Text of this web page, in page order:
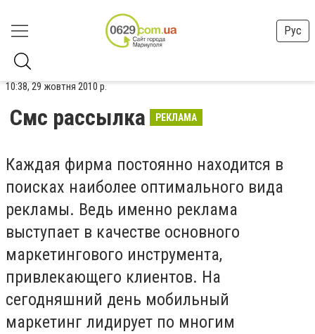
Рус
10:38, 29 жовтня 2010 р.
Смс рассылка РЕКЛАМА
Каждая фирма постоянно находится в
поисках наиболее оптимального вида
рекламы. Ведь именно реклама
выступает в качестве основного
маркетингового инструмента,
привлекающего клиентов. На
сегодняшний день мобильный
маркетинг лидирует по многим